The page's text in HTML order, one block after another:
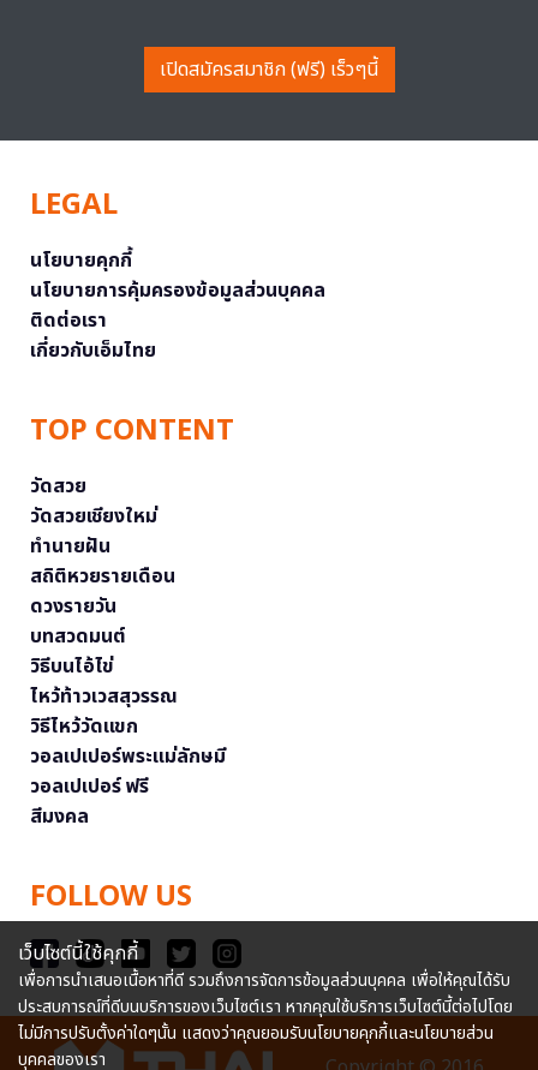
เปิดสมัครสมาชิก (ฟรี) เร็วๆนี้
LEGAL
นโยบายคุกกี้
นโยบายการคุ้มครองข้อมูลส่วนบุคคล
ติดต่อเรา
เกี่ยวกับเอ็มไทย
TOP CONTENT
วัดสวย
วัดสวยเชียงใหม่
ทำนายฝัน
สถิติหวยรายเดือน
ดวงรายวัน
บทสวดมนต์
วิธีบนไอ้ไข่
ไหว้ท้าวเวสสุวรรณ
วิธีไหว้วัดแขก
วอลเปเปอร์พระแม่ลักษมี
วอลเปเปอร์ ฟรี
สีมงคล
FOLLOW US
เว็บไซต์นี้ใช้คุกกี้
เพื่อการนำเสนอเนื้อหาที่ดี รวมถึงการจัดการข้อมูลส่วนบุคคล เพื่อให้คุณได้รับ
ประสบการณ์ที่ดีบนบริการของเว็บไซต์เรา หากคุณใช้บริการเว็บไซต์นี้ต่อไปโดย
ไม่มีการปรับตั้งค่าใดๆนั้น แสดงว่าคุณยอมรับนโยบายคุกกี้และนโยบายส่วน
บุคคลของเรา